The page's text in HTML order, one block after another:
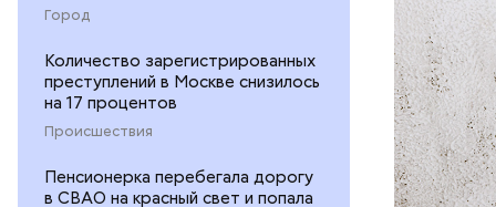
Город
Количество зарегистрированных
преступлений в Москве снизилось
на 17 процентов
Происшествия
Пенсионерка перебегала дорогу
в СВАО на красный свет и попала
— В